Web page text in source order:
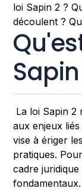
loi Sapin 2 ?
découlent ?
La loi Sapin 2
aux enjeux
vise à ériger
pratiques.
cadre
fondamentaux.